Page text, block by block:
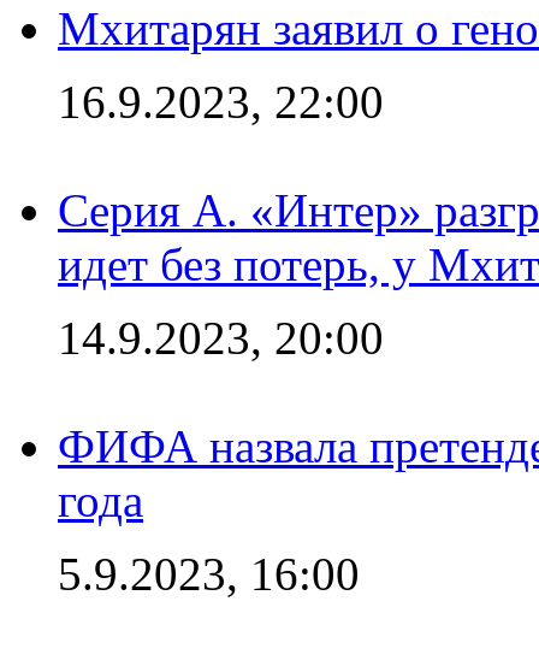
Мхитарян заявил о
16.9.2023, 22:00
Серия А. «Интер»
идет без потерь, у
14.9.2023, 20:00
ФИФА назвала
года
5.9.2023, 16:00